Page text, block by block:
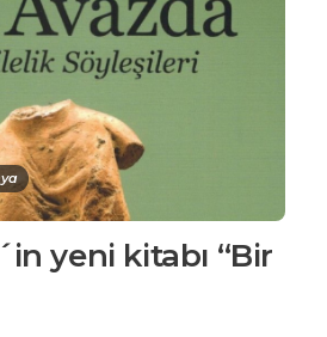
yeni kitabı “Bir